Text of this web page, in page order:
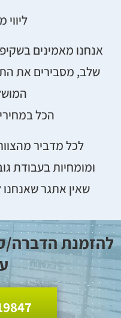
אנחנו מאמינים
שלב, מסבירים את
הכל
לכל מדביר
ומומחיות בעבודת
שאין אתגר שאנחנו
להזמנת הדברה/